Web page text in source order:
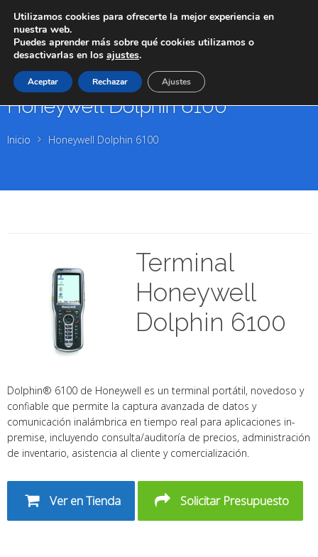
Honeywell Dolphin 6100
Inicio Honeywell Dolphin 6100
Terminal
Honeywell
Dolphin 6100
Dolphin® 6100 de Honeywell es un terminal portátil, novedoso y
confiable que permite la captura avanzada de datos y
comunicación inalámbrica en tiempo real para aplicaciones in-
premise, incluyendo consulta/auditoría de precios, administración
de inventario, asistencia al cliente y comercialización.
Ver en Tienda Solicitar Presupuesto
Utilizamos cookies para ofrecerte la mejor experiencia en
nuestra web.
Puedes aprender más sobre qué cookies utilizamos o
desactivarlas en los ajustes.
Aceptar Rechazar Ajustes